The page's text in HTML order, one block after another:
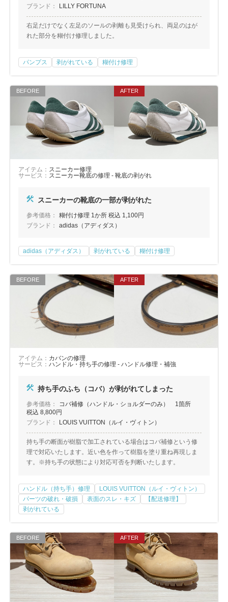
ブランド：
LILLY FORTUNA
右足だけでなく左足のソールの剥離も見受けられ、両足のはが
れた部分を糊付け修理しました。
パンプス 剥がれている 糊付け修理
アイテム： スニーカー修理
サービス： スニーカー靴底の修理 - 靴底の剥がれ
スニーカーの靴底の一部が剥がれた
参考価格：
糊付け修理 1か所 税込 1,100円
ブランド：
adidas（アディダス）
adidas（アディダス） 剥がれている 糊付け修理
アイテム： カバンの修理
サービス： ハンドル・持ち手の修理 - ハンドル修理・補強
持ち手のふち（コバ）が剥がれてしまった
参考価格：
コバ補修（ハンドル・ショルダーのみ） 1箇所
税込 8,800円
ブランド：
LOUIS VUITTON（ルイ・ヴィトン）
持ち手の断面が樹脂で加工されている場合はコバ補修という修
理で対応いたします。近い色を作って樹脂を塗り重ね再現しま
す。※持ち手の状態により対応可否を判断いたします。
ハンドル（持ち手）修理
LOUIS VUITTON（ルイ・ヴィトン）
パーツの破れ・破損
表面のスレ・キズ
【配送修理】
剥がれている